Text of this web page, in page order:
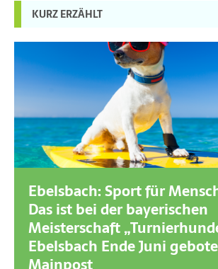
KURZ ERZÄHLT
Ebelsbach: Sport für
Das ist bei der bayerischen
Meisterschaft
Ebelsbach Ende Juni